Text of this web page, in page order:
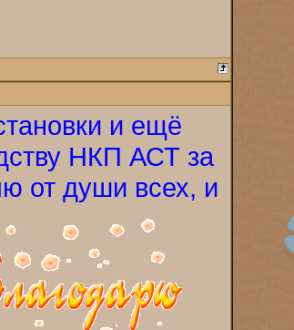
и ещё
НКП АСТ за
от души всех, и